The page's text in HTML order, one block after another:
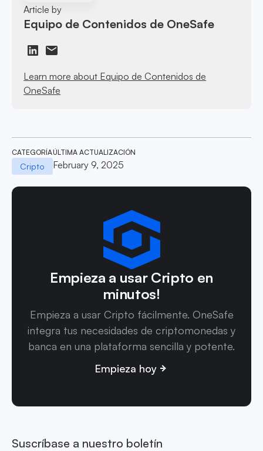
Article by
Equipo de Contenidos de OneSafe
Learn more about Equipo de Contenidos de
OneSafe
CATEGORÍA
Cripto
ÚLTIMA ACTUALIZACIÓN
February 9, 2025
Empieza a usar Cripto en
minutos!
Empieza a usar Cripto fácilmente. OneSafe
integra tus necesidades de criptomonedas y
banca en una plataforma sencilla y potente.
Empieza hoy
Suscríbase a nuestro boletín